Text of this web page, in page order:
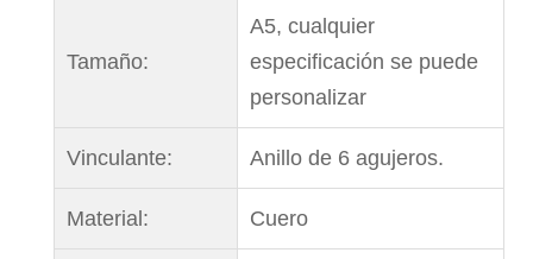
Tamaño:
A5, cualquier
especificación se puede
personalizar
Vinculante: Anillo de 6 agujeros.
Material: Cuero